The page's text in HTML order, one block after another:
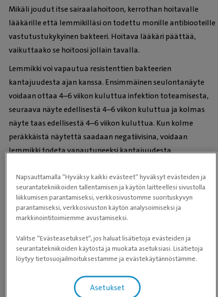
Mikäli joudut itse sairaalahoitoon, kerrothan hoitavalle
lääkärille että lemmikilläsi on todettu monille antibiooteille
vastutustukykyinen bakteeri. Hoitava lääkäri päättää,
vaikuttaako se hoitoosi jollain tavalla.
Lemmikki voi vapautua resistenttien bakteerien
kantajuudesta ajan kanssa. Ensimmäinen seulontanäyte
voidaan ottaa 4–6 viikon kuluttua infektion toteamisesta,
seuraava näyte edellisestä 4–6 viikon kuluttua ja kolmas
näyte taas edellisestä 4–6 viikon kuluttua. Kun kolme
peräkkäistä näytettä saadaan negatiivisina, voidaan
lemmikki todeta vapautuneeksi kantajuudesta.
Antibioottiresistenssi
Napsauttamalla ”Hyväksy kaikki evästeet” hyväksyt evästeiden ja
seurantatekniikoiden tallentamisen ja käytön laitteellesi sivustolla
liikkumisen parantamiseksi, verkkosivustomme suorituskyvyn
parantamiseksi, verkkosivuston käytön analysoimiseksi ja
markkinointitoimiemme avustamiseksi.
Valitse ”Evästeasetukset”, jos haluat lisätietoja evästeiden ja
seurantatekniikoiden käytöstä ja muokata asetuksiasi. Lisätietoja
löytyy tietosuojailmoituksestamme ja evästekäytännöstämme.
Asetukset